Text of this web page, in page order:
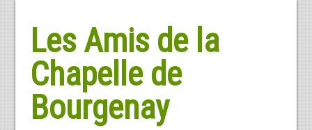
Les Amis de la
Chapelle de
Bourgenay